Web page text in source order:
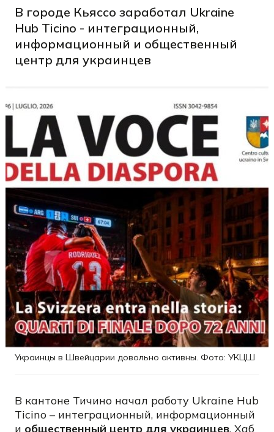
В городе Кьяссо заработал Ukraine
Hub Ticino - интеграционный,
информационный и общественный
центр для украинцев
Украинцы в Швейцарии довольно активны. Фото: УКЦШ
В кантоне Тичино начал работу Ukraine Hub
Ticino – интеграционный, информационный
и общественный центр для украинцев. Хаб